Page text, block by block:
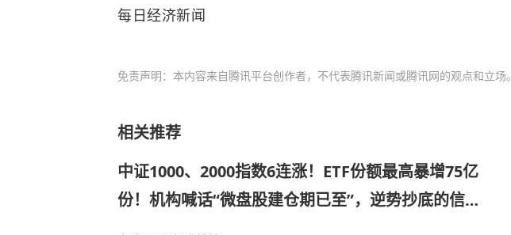
每日经济新闻
免责声明：本内容来自腾讯平台创作者，不代表腾讯新闻或腾讯网的观点和立场。
相关推荐
中证1000、2000指数6连涨！ETF份额最高暴增75亿
份！机构喊话“微盘股建仓期已至”，逆势抄底的信号